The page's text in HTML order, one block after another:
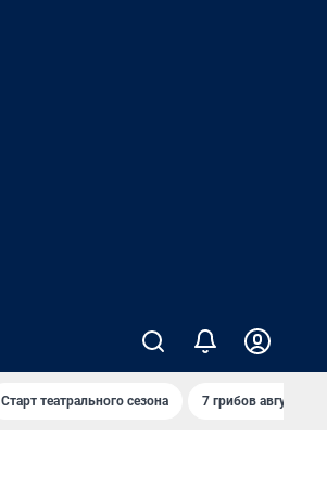
Старт театрального сезона 7 грибов августа